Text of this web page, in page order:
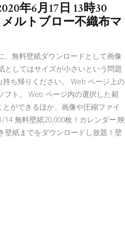
年6月17日 13時30
ルトブロー不織布マ
、無料壁紙ダウンロードとして画像
としてはサイズが小さいという問題
ち帰りください。 Web ページ上の
ト。 Web ページ内の選択した範
ができるほか、画像や圧縮ファイ
無料壁紙20,000枚！カレンダー,映
壁紙までをダウンロードし放題！壁